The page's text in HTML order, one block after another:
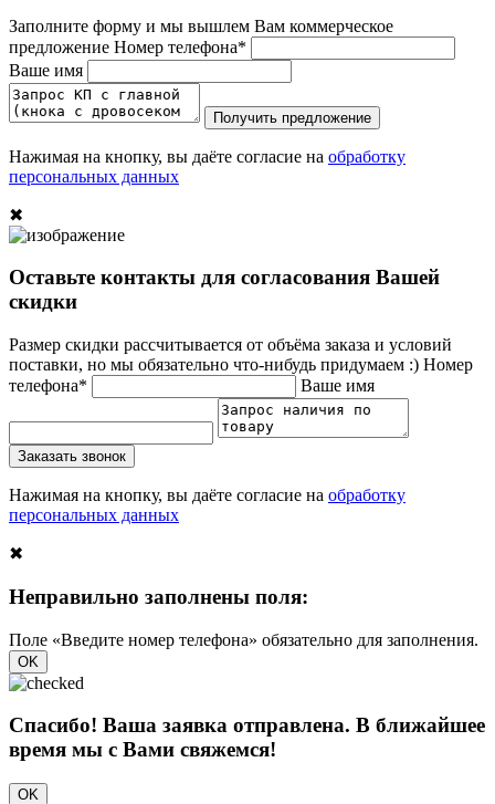
Заполните форму и мы вышлем Вам коммерческое
предложение Номер телефона*
Ваше имя
Получить предложение
Нажимая на кнопку, вы даёте согласие на обработку
персональных данных
✖
Оставьте контакты для согласования Вашей
скидки
Размер скидки рассчитывается от объёма заказа и условий
поставки, но мы обязательно что-нибудь придумаем :) Номер
телефона*
Ваше имя
Заказать звонок
Нажимая на кнопку, вы даёте согласие на обработку
персональных данных
✖
Неправильно заполнены поля:
Поле «Введите номер телефона» обязательно для заполнения.
OK
Спасибо! Ваша заявка отправлена. В ближайшее
время мы с Вами свяжемся!
OK